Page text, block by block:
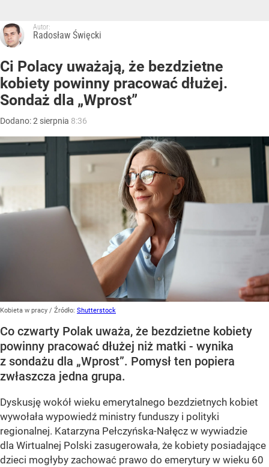
Autor:
Radosław Święcki
Ci Polacy uważają, że bezdzietne
kobiety powinny pracować dłużej.
Sondaż dla „Wprost”
Dodano:2 sierpnia 8:36
Kobieta w pracy / Źródło: Shutterstock
Co czwarty Polak uważa, że bezdzietne kobiety
powinny pracować dłużej niż matki - wynika
z sondażu dla „Wprost”. Pomysł ten popiera
zwłaszcza jedna grupa.
Dyskusję wokół wieku emerytalnego bezdzietnych kobiet
wywołała wypowiedź ministry funduszy i polityki
regionalnej. Katarzyna Pełczyńska-Nałęcz w wywiadzie
dla Wirtualnej Polski zasugerowała, że kobiety posiadające
dzieci mogłyby zachować prawo do emerytury w wieku 60